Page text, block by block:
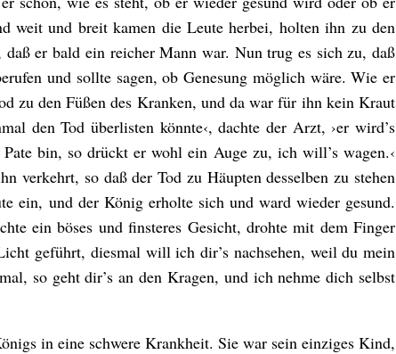
weit und breit kamen die Leute herbei, holten ihn zu den
er bald ein reicher Mann war. Nun trug es sich zu, daß
und sollte sagen, ob Genesung möglich wäre. Wie er
zu den Füßen des Kranken, und da war für ihn kein Kraut
den Tod überlisten könnte‹, dachte der Arzt, ›er wird’s
bin, so drückt er wohl ein Auge zu, ich will’s wagen.‹
verkehrt, so daß der Tod zu Häupten desselben zu stehen
ein, und der König erholte sich und ward wieder gesund.
ein böses und finsteres Gesicht, drohte mit dem Finger
geführt, diesmal will ich dir’s nachsehen, weil du mein
so geht dir’s an den Kragen, und ich nehme dich selbst
in eine schwere Krankheit. Sie war sein einziges Kind,